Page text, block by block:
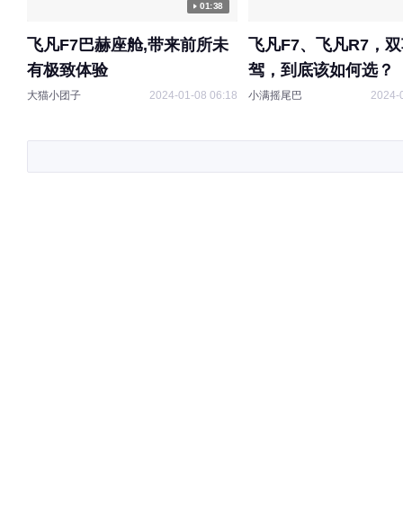
01:38
飞凡F7巴赫座舱,带来前所未
有极致体验
大猫小团子 2024-01-08 06:18
飞凡F7、飞凡R7，
驾，到底该如何选？
小满摇尾巴 2024-